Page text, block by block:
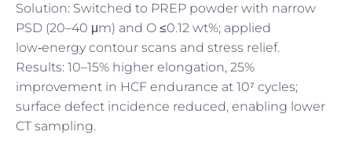
Solution: Switched to PREP powder with narrow
PSD (20–40 μm) and O ≤0.12 wt%; applied
low‑energy contour scans and stress relief.
Results: 10–15% higher elongation, 25%
improvement in HCF endurance at 10⁷ cycles;
surface defect incidence reduced, enabling lower
CT sampling.